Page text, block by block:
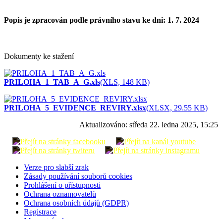
Popis je zpracován podle právního stavu ke dni: 1. 7. 2024
Dokumenty ke stažení
PRILOHA_1_TAB_A_G.xls(XLS, 148 KB)
PRILOHA_5_EVIDENCE_REVIRY.xlsx(XLSX, 29.55 KB)
Aktualizováno: středa 22. ledna 2025, 15:25
Verze pro slabší zrak
Zásady používání souborů cookies
Prohlášení o přístupnosti
Ochrana oznamovatelů
Ochrana osobních údajů (GDPR)
Registrace